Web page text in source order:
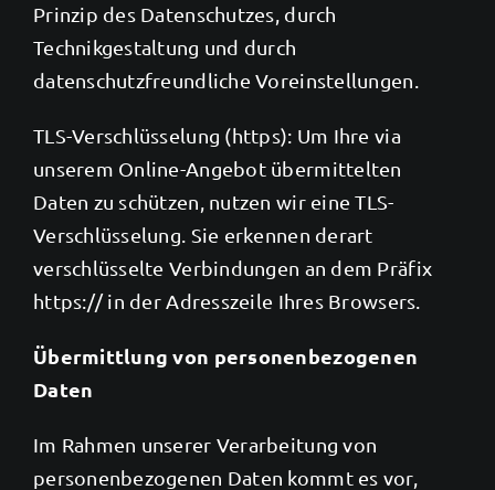
Prinzip des Datenschutzes, durch
Technikgestaltung und durch
datenschutzfreundliche Voreinstellungen.
TLS-Verschlüsselung (https): Um Ihre via
unserem Online-Angebot übermittelten
Daten zu schützen, nutzen wir eine TLS-
Verschlüsselung. Sie erkennen derart
verschlüsselte Verbindungen an dem Präfix
https:// in der Adresszeile Ihres Browsers.
Übermittlung von personenbezogenen
Daten
Im Rahmen unserer Verarbeitung von
personenbezogenen Daten kommt es vor,